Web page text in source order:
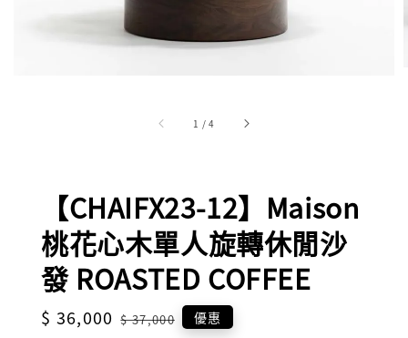
1 /4
【CHAIFX23-12】Maison
桃花心木單人旋轉休閒沙
發 ROASTED COFFEE
Sale
$ 36,000 Regular
$ 37,000 優惠